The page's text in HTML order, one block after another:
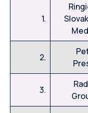
1.
2.
3.